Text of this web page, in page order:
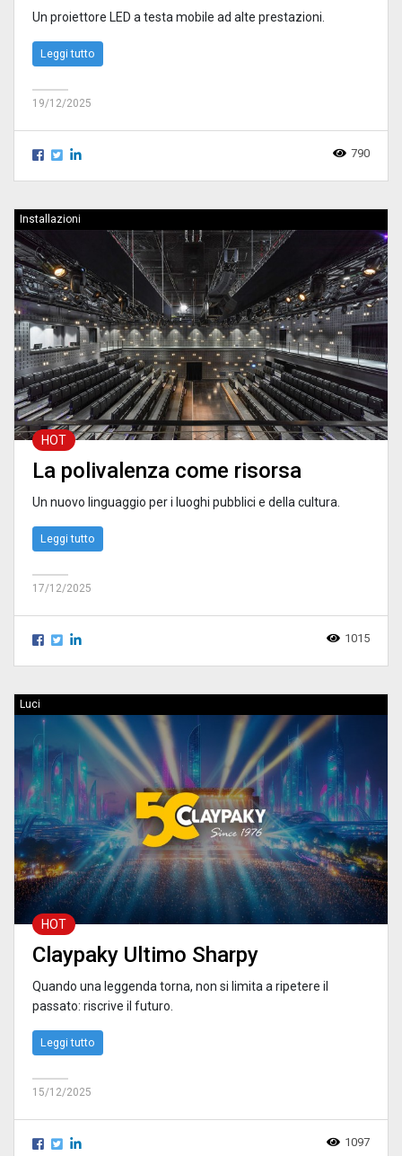
Un proiettore LED a testa mobile ad alte prestazioni.
Leggi tutto
19/12/2025
790
Installazioni
HOT
La polivalenza come risorsa
Un nuovo linguaggio per i luoghi pubblici e della cultura.
Leggi tutto
17/12/2025
1015
Luci
HOT
Claypaky Ultimo Sharpy
Quando una leggenda torna, non si limita a ripetere il
passato: riscrive il futuro.
Leggi tutto
15/12/2025
1097